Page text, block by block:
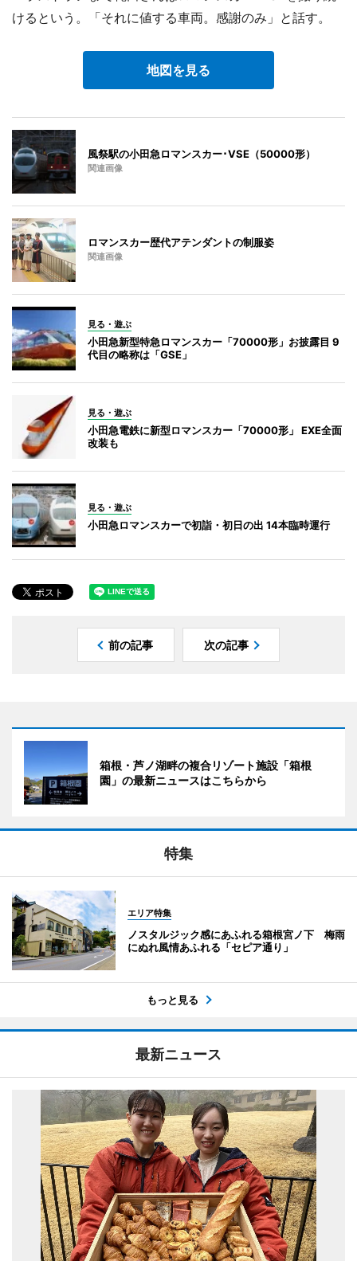
けるという。「それに値する車両。感謝のみ」と話す。
地図を見る
風祭駅の小田急ロマンスカー･VSE（50000形）
関連画像
ロマンスカー歴代アテンダントの制服姿
関連画像
見る・遊ぶ
小田急新型特急ロマンスカー「70000形」お披露目 9
代目の略称は「GSE」
見る・遊ぶ
小田急電鉄に新型ロマンスカー「70000形」 EXE全面
改装も
見る・遊ぶ
小田急ロマンスカーで初詣・初日の出 14本臨時運行
前の記事 次の記事
箱根・芦ノ湖畔の複合リゾート施設「箱根
園」の最新ニュースはこちらから
特集
エリア特集
ノスタルジック感にあふれる箱根宮ノ下 梅雨
にぬれ風情あふれる「セピア通り」
もっと見る
最新ニュース